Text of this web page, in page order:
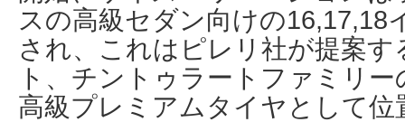
スの高級セダン向けの16,17,18
され、これはピレリ社が提案
ト、チントゥラートファミリ
高級プレミアムタイヤとして